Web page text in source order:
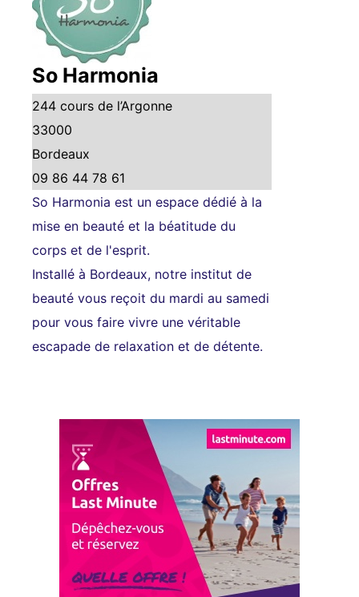
So Harmonia
244 cours de l’Argonne
33000
Bordeaux
09 86 44 78 61
So Harmonia est un espace dédié à la
mise en beauté et la béatitude du
corps et de l'esprit.
Installé à Bordeaux, notre institut de
beauté vous reçoit du mardi au samedi
pour vous faire vivre une véritable
escapade de relaxation et de détente.